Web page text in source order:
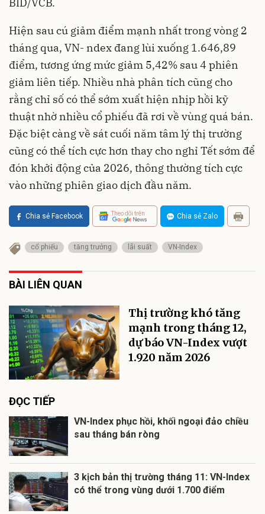
Hiện sau cú giảm điểm mạnh nhất trong vòng 2
tháng qua, VN- ndex đang lùi xuống 1.646,89
điểm, tương ứng mức giảm 5,42% sau 4 phiên
giảm liên tiếp. Nhiều nhà phân tích cũng cho
rằng chỉ số có thể sớm xuất hiện nhịp hồi kỹ
thuật nhờ nhiều cổ phiếu đã rơi về vùng quá bán.
Đặc biệt càng về sát cuối năm tâm lý thị trường
cũng có thể tích cực hơn thay cho nghỉ Tết sớm để
đón khởi động của 2026, thông thường tích cực
vào những phiên giao dịch đầu năm.
Chia sẻ Facebook Theo dõi trên Chia sẻ Zalo
cổ phiếu tăng trưởng lãi suất VN-Index
BÀI LIÊN QUAN
Thị trường khó tăng
mạnh trong tháng 12,
dự báo VN-Index vượt
1.920 năm 2026
ĐỌC TIẾP
VN-Index phục hồi, khối ngoại đảo chiều
sau tháng bán ròng
3 kịch bản thị trường tháng 11: VN-Index
có thể trong vùng dưới 1.700 điểm